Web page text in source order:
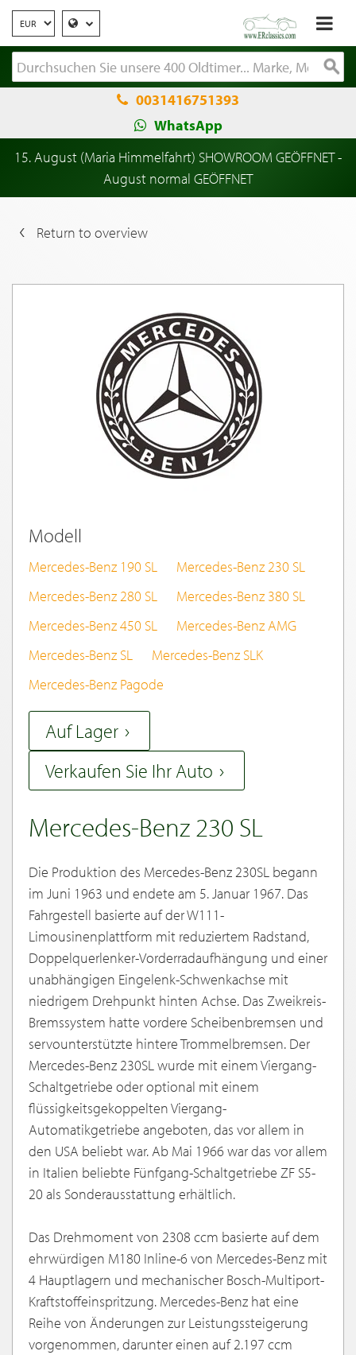
0031416751393
WhatsApp
15. August (Maria Himmelfahrt) SHOWROOM GEÖFFNET -
August normal GEÖFFNET
Return to overview
Modell
Mercedes-Benz 190 SL
Mercedes-Benz 230 SL
Mercedes-Benz 280 SL
Mercedes-Benz 380 SL
Mercedes-Benz 450 SL
Mercedes-Benz AMG
Mercedes-Benz SL
Mercedes-Benz SLK
Mercedes-Benz Pagode
Auf Lager
Verkaufen Sie Ihr Auto
Mercedes-Benz 230 SL
Die Produktion des Mercedes-Benz 230SL begann
im Juni 1963 und endete am 5. Januar 1967. Das
Fahrgestell basierte auf der W111-
Limousinenplattform mit reduziertem Radstand,
Doppelquerlenker-Vorderradaufhängung und einer
unabhängigen Eingelenk-Schwenkachse mit
niedrigem Drehpunkt hinten Achse. Das Zweikreis-
Bremssystem hatte vordere Scheibenbremsen und
servounterstützte hintere Trommelbremsen. Der
Mercedes-Benz 230SL wurde mit einem Viergang-
Schaltgetriebe oder optional mit einem
flüssigkeitsgekoppelten Viergang-
Automatikgetriebe angeboten, das vor allem in
den USA beliebt war. Ab Mai 1966 war das vor allem
in Italien beliebte Fünfgang-Schaltgetriebe ZF S5-
20 als Sonderausstattung erhältlich.
Das Drehmoment von 2308 ccm basierte auf dem
ehrwürdigen M180 Inline-6 ​​​​von Mercedes-Benz mit
4 Hauptlagern und mechanischer Bosch-Multiport-
Kraftstoffeinspritzung. Mercedes-Benz hat eine
Reihe von Änderungen zur Leistungssteigerung
vorgenommen, darunter einen auf 2.197 ccm